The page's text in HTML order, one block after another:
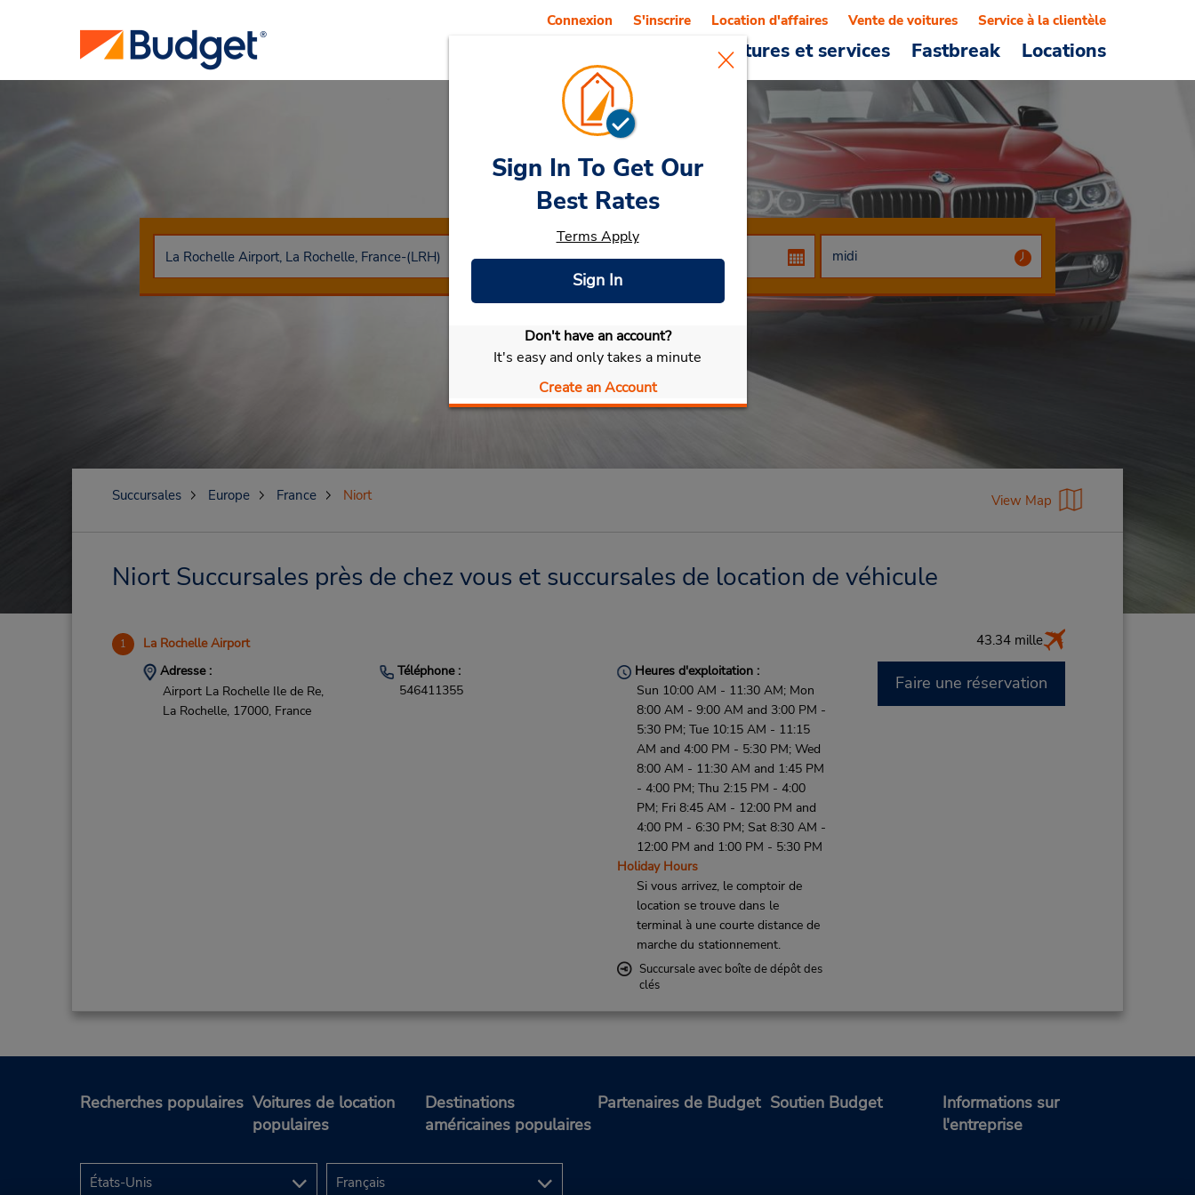
Voitures et services Fastbreak Locations
Connexion S'inscrire Location d'affaires Vente de voitures Service à la clientèle
Car RentalNiort
Sélectionner ma voiture
Sign In To Get Our
Best Rates
Terms Apply
Sign In
Don't have an account?
It's easy and only takes a minute
Create an Account
Succursales Europe France Niort View Map
Niort Succursales près de chez vous et succursales de location de véhicule
1 La Rochelle Airport 43.34 mille
Adresse :
Airport La Rochelle Ile de Re,
La Rochelle, 17000, France
Téléphone :
546411355
Heures d'exploitation :
Sun 10:00 AM - 11:30 AM; Mon
8:00 AM - 9:00 AM and 3:00 PM -
5:30 PM; Tue 10:15 AM - 11:15
AM and 4:00 PM - 5:30 PM; Wed
8:00 AM - 11:30 AM and 1:45 PM
- 4:00 PM; Thu 2:15 PM - 4:00
PM; Fri 8:45 AM - 12:00 PM and
4:00 PM - 6:30 PM; Sat 8:30 AM -
12:00 PM and 1:00 PM - 5:30 PM
Holiday Hours
Si vous arrivez, le comptoir de
location se trouve dans le
terminal à une courte distance de
marche du stationnement.
Succursale avec boîte de dépôt des
clés
Faire une réservation
Aeroport de Poitiers Biard,
549581300
Sun 3:00 PM - 4:00 PM; Mon 8:00
AM - 9:00 AM; Wed 8:00 AM -
Recherches populaires Voitures de location
populaires
Destinations
américaines populaires
Partenaires de Budget Soutien Budget
Informations sur
l'entreprise